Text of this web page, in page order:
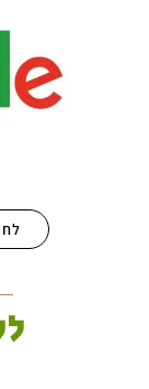
לחצו